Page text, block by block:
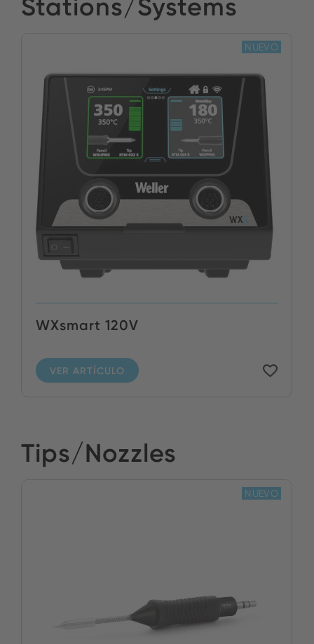
Stations/Systems
WXsmart 120V
VER ARTÍCULO
NUEVO
Tips/Nozzles
NUEVO